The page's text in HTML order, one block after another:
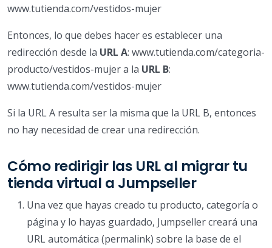
www.tutienda.com/vestidos-mujer
Entonces, lo que debes hacer es establecer una
redirección desde la URL A: www.tutienda.com/categoria-
producto/vestidos-mujer a la URL B:
www.tutienda.com/vestidos-mujer
Si la URL A resulta ser la misma que la URL B, entonces
no hay necesidad de crear una redirección.
Cómo redirigir las URL al migrar tu
tienda virtual a Jumpseller
Una vez que hayas creado tu producto, categoría o
página y lo hayas guardado, Jumpseller creará una
URL automática (permalink) sobre la base de el